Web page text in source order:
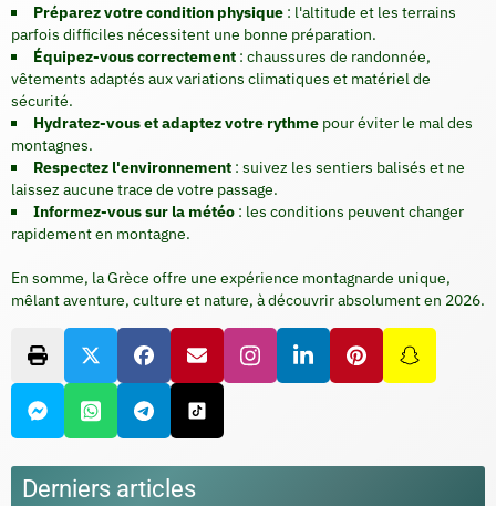
Préparez votre condition physique : l'altitude et les terrains
parfois difficiles nécessitent une bonne préparation.
Équipez-vous correctement : chaussures de randonnée,
vêtements adaptés aux variations climatiques et matériel de
sécurité.
Hydratez-vous et adaptez votre rythme pour éviter le mal des
montagnes.
Respectez l'environnement : suivez les sentiers balisés et ne
laissez aucune trace de votre passage.
Informez-vous sur la météo : les conditions peuvent changer
rapidement en montagne.
En somme, la Grèce offre une expérience montagnarde unique,
mêlant aventure, culture et nature, à découvrir absolument en 2026.
Derniers articles